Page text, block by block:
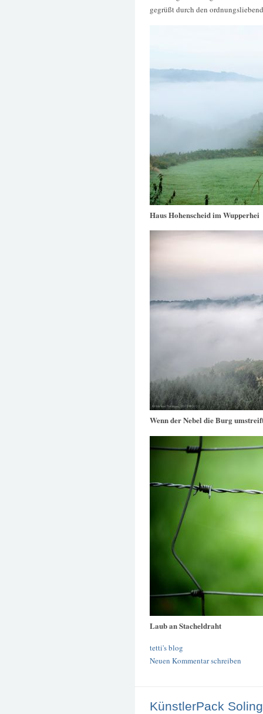
gegrüßt durch den
Haus Hohenscheid im Wupperhei
Wenn der Nebel die Burg
Laub an Stacheldraht
tetti's blog
Neuen Kommentar schreiben
KünstlerPack